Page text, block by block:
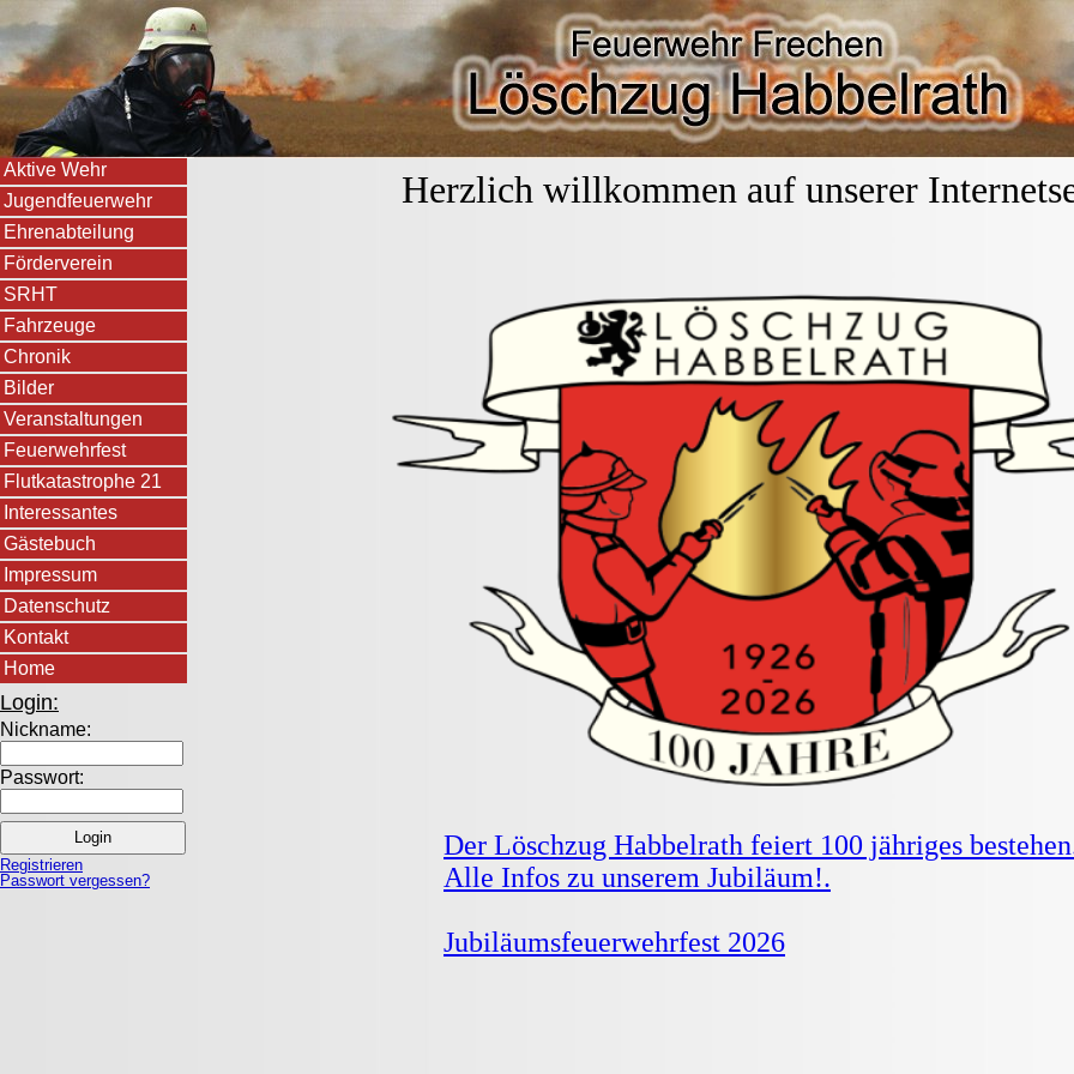
Aktive Wehr
Jugendfeuerwehr
Ehrenabteilung
Förderverein
SRHT
Fahrzeuge
Chronik
Bilder
Veranstaltungen
Feuerwehrfest
Flutkatastrophe 21
Interessantes
Gästebuch
Impressum
Datenschutz
Kontakt
Home
Login:
Nickname:
Passwort:
Registrieren
Passwort vergessen?
Herzlich willkommen auf unserer
Der Löschzug Habbelrath feiert 100 jähriges
Alle Infos zu unserem Jubiläum!.
Jubiläumsfeuerwehrfest 2026